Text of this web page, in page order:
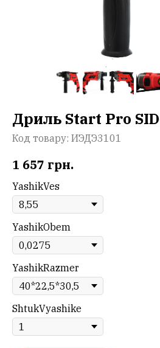
Дриль Start Pro
Код товару: ИЭДЭ3101
1 657 грн.
YashikVes
YashikObem
YashikRazmer
ShtukVyashike